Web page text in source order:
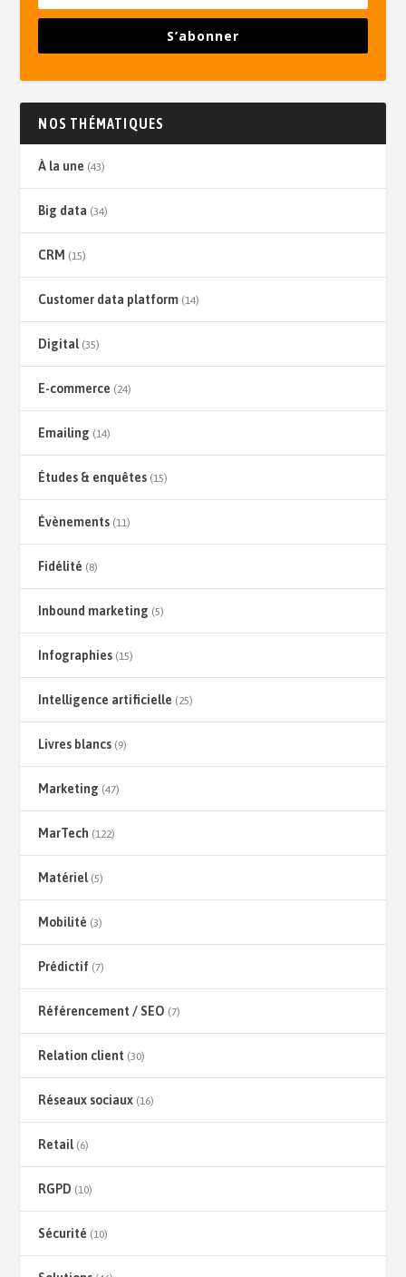
S’abonner
NOS THÉMATIQUES
À la une (43)
Big data (34)
CRM (15)
Customer data platform (14)
Digital(35)
E-commerce (24)
Emailing (14)
Études & enquêtes (15)
Évènements (11)
Fidélité (8)
Inbound marketing (5)
Infographies (15)
Intelligence artificielle (25)
Livres blancs (9)
Marketing (47)
MarTech (122)
Matériel(5)
Mobilité (3)
Prédictif (7)
Référencement / SEO (7)
Relation client (30)
Réseaux sociaux (16)
Retail(6)
RGPD (10)
Sécurité (10)